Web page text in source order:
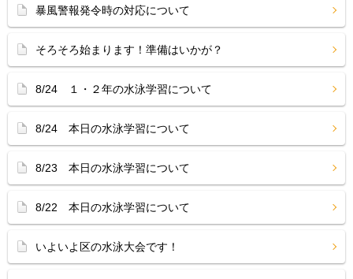
暴風警報発令時の対応について
そろそろ始まります！準備はいかが？
8/24 １・２年の水泳学習について
8/24 本日の水泳学習について
8/23 本日の水泳学習について
8/22 本日の水泳学習について
いよいよ区の水泳大会です！